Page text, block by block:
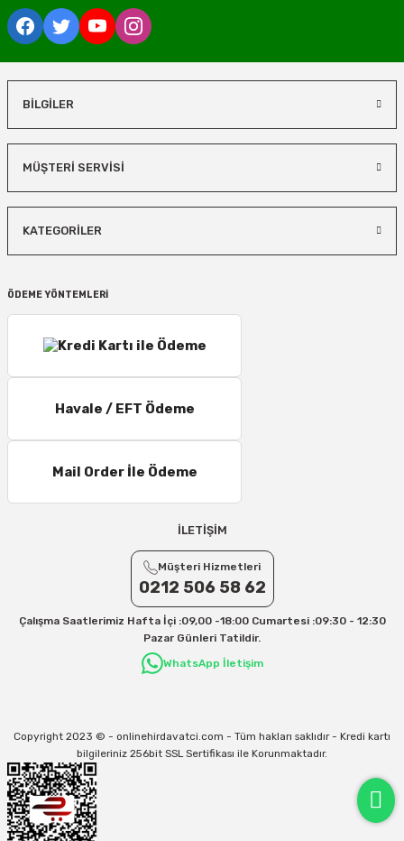
BİLGİLER
MÜŞTERİ SERVİSİ
KATEGORİLER
ÖDEME YÖNTEMLERİ
Havale / EFT Ödeme
Mail Order İle Ödeme
İLETİŞİM
Müşteri Hizmetleri
0212 506 58 62
Çalışma Saatlerimiz Hafta İçi :09,00 -18:00 Cumartesi :09:30 - 12:30
Pazar Günleri Tatildir.
WhatsApp İletişim
Copyright 2023 © - onlinehirdavatci.com - Tüm hakları saklıdır - Kredi kartı
bilgileriniz 256bit SSL Sertifikası ile Korunmaktadır.